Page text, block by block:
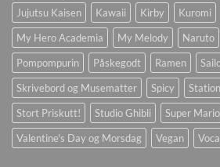
Jujutsu Kaisen
Kawaii Kirby Kuromi
My Hero Academia
My Melody Naruto
Pompompurin
Påskegodt Ramen
Skrivebord og Musematter
Spicy
Stort Priskutt!
Studio Ghibli Super Mario
Valentine's Day og Morsdag
Vegan